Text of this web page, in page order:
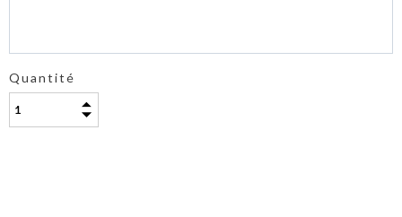
Quantité